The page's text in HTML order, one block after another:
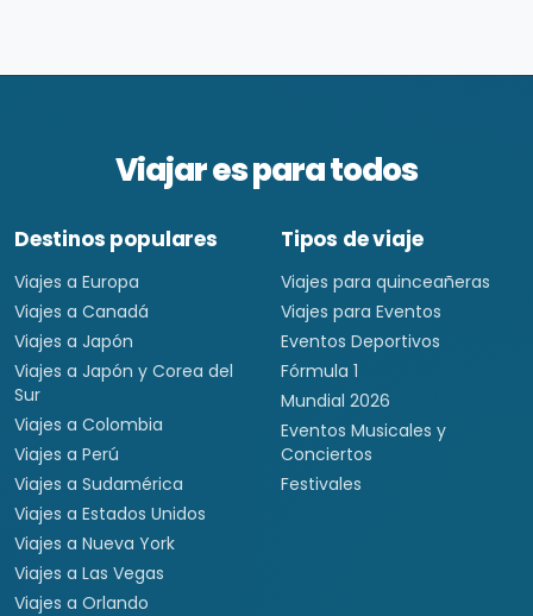
Viajar es para todos
Destinos populares
Viajes a Europa
Viajes a Canadá
Viajes a Japón
Viajes a Japón y Corea del
Sur
Viajes a Colombia
Viajes a Perú
Viajes a Sudamérica
Viajes a Estados Unidos
Viajes a Nueva York
Viajes a Las Vegas
Viajes a Orlando
Tipos de viaje
Viajes para quinceañeras
Viajes para Eventos
Eventos Deportivos
Fórmula 1
Mundial 2026
Eventos Musicales y
Conciertos
Festivales